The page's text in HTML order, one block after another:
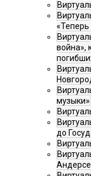
«Теперь
война»,
музыки»
до